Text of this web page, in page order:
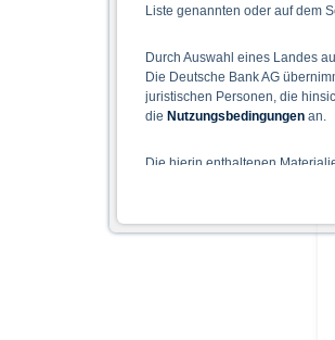
Liste genannten oder auf dem
Durch Auswahl eines Landes
Die Deutsche Bank AG
juristischen Personen, die
die Nutzungsbedingungen an.
Die hierin enthaltenen
Der Zugang zu auf diesen
Hinweise für die Nutzung
Die auf der X-markets
einschließlich der Risiken sind
Bedingungen) zu entnehmen.
Verkaufsdokument der